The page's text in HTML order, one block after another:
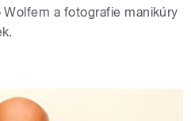
a fotografie manikúry